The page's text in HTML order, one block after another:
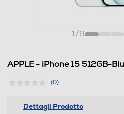
1/9
APPLE - iPhone 15 512GB-Blu
(0)
Dettagli Prodotto